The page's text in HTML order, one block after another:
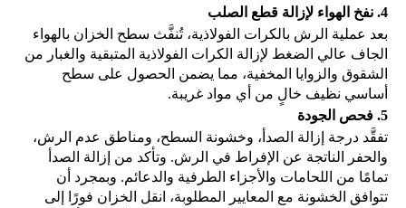
4. نفخ الهواء لإزالة قطع الصلب
بعد عملية الرش بالكرات الفولاذية، تُنفَّث سطح الخزان بالهواء
الجاف عالي الضغط لإزالة الكرات الفولاذية المتبقية والغبار من
الشقوق والزوايا المخفية، مما يضمن الحصول على سطح
أساسي نظيف خالٍ من أي مواد غريبة.
5. فحص الجودة
تفقَّد درجة إزالة الصدأ، وخشونة السطح، ومناطق عدم الرش،
والحفر الناتجة عن الإفراط في الرش. وتأكد من إزالة الصدأ
تمامًا من اللحامات والأجزاء الطرفية والدعائم. وبمجرد أن
تتوافق الخشونة مع المعايير المطلوبة، انقل الخزان فورًا إلى